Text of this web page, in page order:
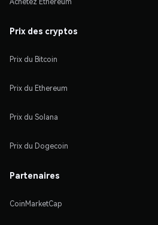
Prix des cryptos
Prix du Bitcoin
Prix du Ethereum
Prix du Solana
Prix du Dogecoin
Partenaires
CoinMarketCap